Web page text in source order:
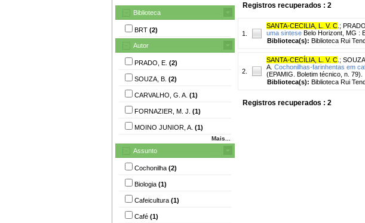
Biblioteca
BRT (2)
Autor
PRADO, E. (2)
SOUZA, B. (2)
CARVALHO, G. A. (1)
FORNAZIER, M. J. (1)
MOINO JUNIOR, A. (1)
Mais...
Assunto
Cochonilha (2)
Biologia (1)
Cafeicultura (1)
Café (1)
Registros recuperados : 2
1.
SANTA-CECILIA, L. V. C ;
uma sintese Belo Horizont, MG :
Biblioteca(s): Biblioteca Rui
2.
SANTA-CECÍLIA, L. V. C ;
A. Cochonilhas-farinhentas em
(EPAMIG. Boletim técnico, n. 79).
Biblioteca(s): Biblioteca Rui
Registros recuperados : 2